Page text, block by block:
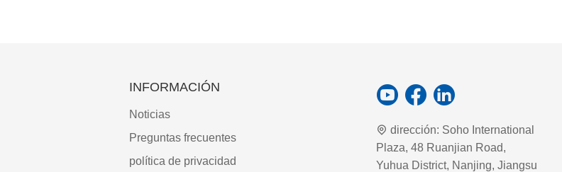
INFORMACIÓN
Noticias
Preguntas frecuentes
política de privacidad
dirección: Soho International
Plaza, 48 Ruanjian Road,
Yuhua District, Nanjing, Jiangsu